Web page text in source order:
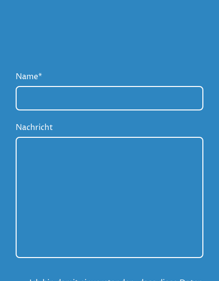
Name*
Nachricht